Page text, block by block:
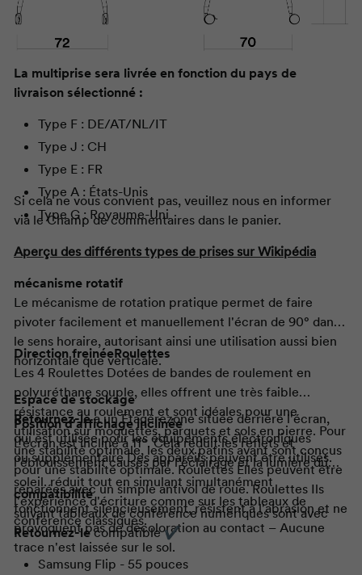
La multiprise sera livrée en fonction du pays de
livraison sélectionné :
Type F : DE/AT/NL/IT
Type J : CH
Type E : FR
Type A : États-Unis
Type G : Royaume-Uni
Si cela ne vous convient pas, veuillez nous en informer
via le Champ de commentaires dans le panier.
Aperçu des différents types de prises sur Wikipédia
mécanisme rotatif
Le mécanisme de rotation pratique permet de faire
pivoter facilement et manuellement l'écran de 90° dans
le sens horaire, autorisant ainsi une utilisation aussi bien
horizontale que verticale.
Espace de stockage
Retournez-lea unÉtagèrezone située derrière l'écran,
qui est utilisée pour les équipements électroniques
ou supplémentaire Des appareils peuvent être utilisés.
Direction freinéeRoulettes
Les 4 Roulettes Dotées de bandes de roulement en
polyuréthane souple, elles offrent une très faible
résistance au roulement et sont idéales pour une
utilisation sur moquettes, parquets et sols en pierre. Pour
une stabilité optimale, les deux patins avant sont conçus
pour une stabilité optimale.Roulettes Elles peuvent être
réparées avec un simple antivol de roue.Roulettes Ils
fonctionnent silencieusement, résistent à l'abrasion et ne
provoquent pas de décoloration au contact – Aucune
trace n'est laissée sur le sol.
Position d'affichage inclinée
L'écran est incliné à 11°. Cela réduit les reflets et
l'éblouissement causés par l'éclairage et la lumière du
soleil. réduit tout en simulant simultanément
l'expérience d'écriture comme sur les tableaux de
conférence classiques.
compatibilité
suivant tableaux de conférence numériques sont avec
Retournez-lecompatible✔
Samsung Flip - 55 pouces